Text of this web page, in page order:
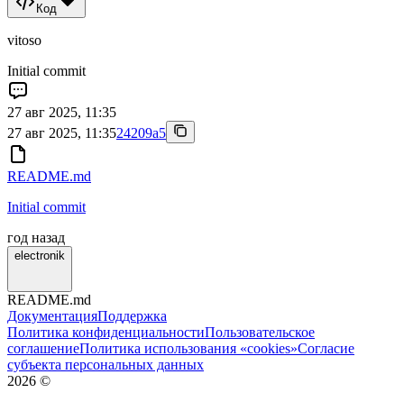
Код
vitoso
Initial commit
27 авг 2025, 11:35
27 авг 2025, 11:3524209a5
README.md
Initial commit
год назад
electronik
README.md
ДокументацияПоддержка
Политика конфиденциальностиПользовательское
соглашениеПолитика использования «cookies»Согласие
субъекта персональных данных
2026 ©